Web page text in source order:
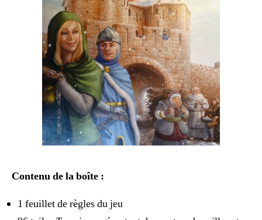
Contenu de la boîte :
1 feuillet de règles du jeu